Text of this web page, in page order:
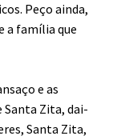
Peço ainda,
a família que
e as
Santa Zita, dai-
Santa Zita,